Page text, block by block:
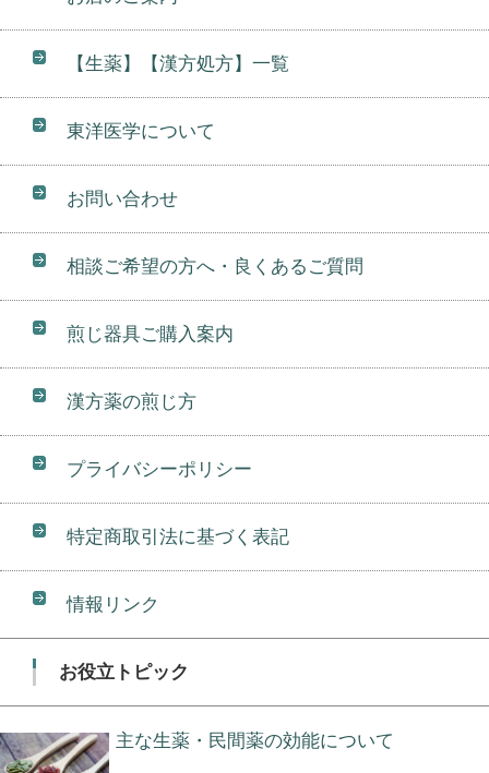
【生薬】【漢方処方】一覧
東洋医学について
お問い合わせ
相談ご希望の方へ・良くあるご質問
煎じ器具ご購入案内
漢方薬の煎じ方
プライバシーポリシー
特定商取引法に基づく表記
情報リンク
お役立トピック
主な生薬・民間薬の効能について